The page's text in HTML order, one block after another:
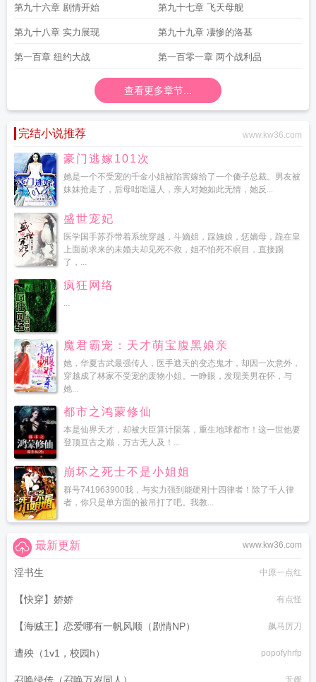
第九十六章 剧情开始 第九十七章 飞天母舰
第九十八章 实力展现 第九十九章 凄惨的洛基
第一百章 纽约大战 第一百零一章 两个战利品
查看更多章节...
完结小说推荐 www.kw36.com
豪门逃嫁101次
她是一个不受宠的千金小姐被陷害嫁给了一个傻子总裁。男友被
妹妹抢走了，后母咄咄逼人，亲人对她如此无情，她反...
盛世宠妃
医学国手苏乔带着系统穿越，斗嫡姐，踩姨娘，惩嫡母，跪在皇
上面前求来的未婚夫却见死不救，姐不怕死不瞑目，直接踢
了，...
疯狂网络
...
魔君霸宠：天才萌宝腹黑娘亲
她，华夏古武最强传人，医手遮天的变态鬼才，却因一次意外，
穿越成了林家不受宠的废物小姐。一睁眼，发现美男在怀，与
她...
都市之鸿蒙修仙
本是仙界天才，却被大臣算计陨落，重生地球都市！这一世他要
登顶亘古之巅，万古无人及！...
崩坏之死士不是小姐姐
群号741963900我，与实力强到能硬刚十四律者！除了千人律
者，你只是单方面的被吊打了吧。我教...
www.kw36.com
最新更新
淫书生 中原一点红
【快穿】娇娇 有点怪
【海贼王】恋爱哪有一帆风顺（剧情NP） 飙马厉刀
遭殃（1v1，校园h） popofyhrfp
无媛